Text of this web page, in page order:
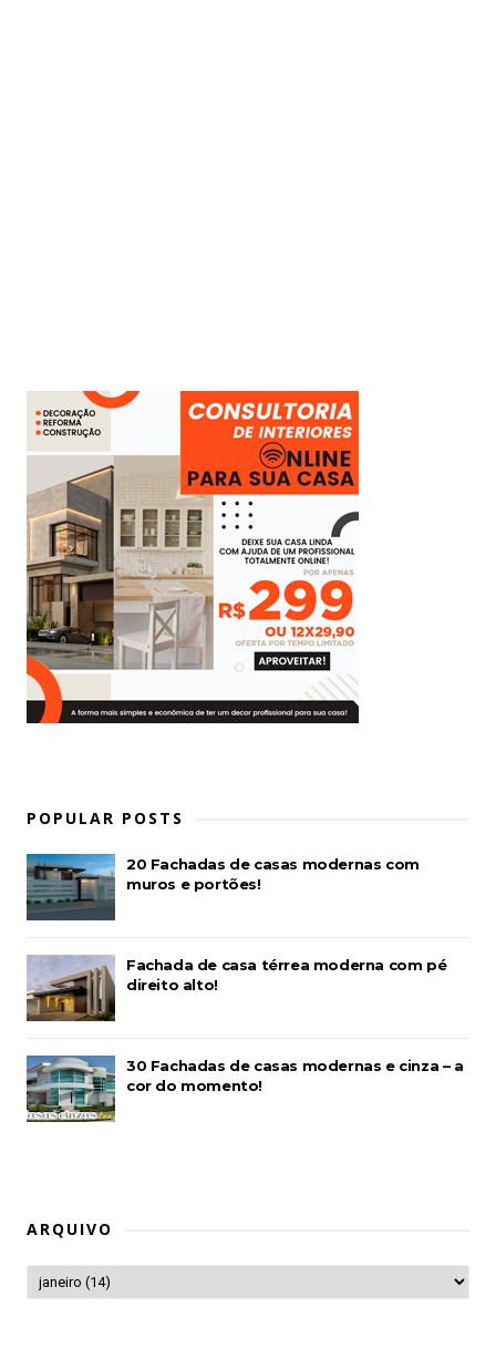
POPULAR POSTS
20 Fachadas de casas modernas com
muros e portões!
Fachada de casa térrea moderna com pé
direito alto!
30 Fachadas de casas modernas e cinza – a
cor do momento!
ARQUIVO